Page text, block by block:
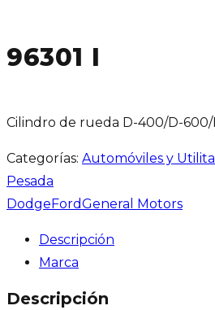
96301 I
Cilindro de rueda D-400/D-
Categorías: Automóviles y
Pesada
DodgeFordGeneral Motors
Descripción
Marca
Descripción